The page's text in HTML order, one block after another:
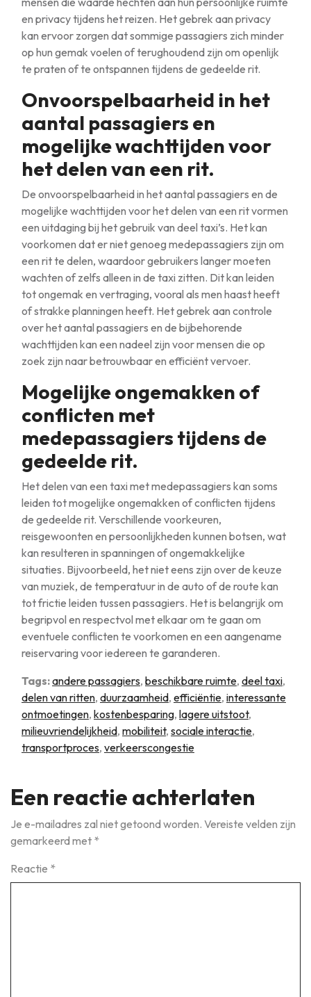
en privacy tijdens het reizen. Het gebrek aan privacy
kan ervoor zorgen dat sommige passagiers zich minder
op hun gemak voelen of terughoudend zijn om openlijk
te praten of te ontspannen tijdens de gedeelde rit.
Onvoorspelbaarheid in het
aantal passagiers en
mogelijke wachttijden voor
het delen van een rit.
De onvoorspelbaarheid in het aantal passagiers en de
mogelijke wachttijden voor het delen van een rit vormen
een uitdaging bij het gebruik van deel taxi’s. Het kan
voorkomen dat er niet genoeg medepassagiers zijn om
een rit te delen, waardoor gebruikers langer moeten
wachten of zelfs alleen in de taxi zitten. Dit kan leiden
tot ongemak en vertraging, vooral als men haast heeft
of strakke planningen heeft. Het gebrek aan controle
over het aantal passagiers en de bijbehorende
wachttijden kan een nadeel zijn voor mensen die op
zoek zijn naar betrouwbaar en efficiënt vervoer.
Mogelijke ongemakken of
conflicten met
medepassagiers tijdens de
gedeelde rit.
Het delen van een taxi met medepassagiers kan soms
leiden tot mogelijke ongemakken of conflicten tijdens
de gedeelde rit. Verschillende voorkeuren,
reisgewoonten en persoonlijkheden kunnen botsen, wat
kan resulteren in spanningen of ongemakkelijke
situaties. Bijvoorbeeld, het niet eens zijn over de keuze
van muziek, de temperatuur in de auto of de route kan
tot frictie leiden tussen passagiers. Het is belangrijk om
begripvol en respectvol met elkaar om te gaan om
eventuele conflicten te voorkomen en een aangename
reiservaring voor iedereen te garanderen.
Tags:andere passagiers, beschikbare ruimte, deel taxi,
delen van ritten, duurzaamheid, efficiëntie, interessante
ontmoetingen, kostenbesparing, lagere uitstoot,
milieuvriendelijkheid, mobiliteit, sociale interactie,
transportproces, verkeerscongestie
Een reactie achterlaten
Je e-mailadres zal niet getoond worden. Vereiste velden zijn
gemarkeerd met *
Reactie *